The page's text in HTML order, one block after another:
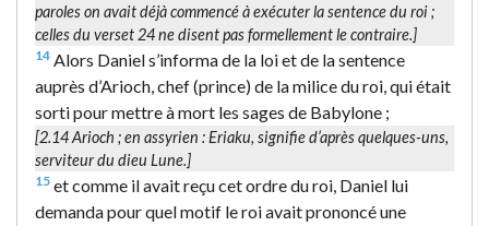
paroles on avait déjà commencé à exécuter la sentence du roi ;
celles du verset 24 ne disent pas formellement le contraire.]
14 Alors Daniel s’informa de la loi et de la sentence
auprès d’Arioch, chef (prince) de la milice du roi, qui était
sorti pour mettre à mort les sages de Babylone ;
[2.14Arioch ; en assyrien : Eriaku, signifie d’après quelques-uns,
serviteur du dieu Lune.]
15 et comme il avait reçu cet ordre du roi, Daniel lui
demanda pour quel motif le roi avait prononcé une